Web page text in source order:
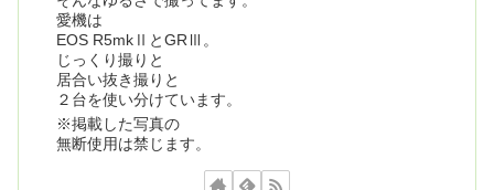
愛機は
EOS R5mkⅡとGRⅢ。
じっくり撮りと
居合い抜き撮りと
２台を使い分けています。
※掲載した写真の
無断使用は禁じます。